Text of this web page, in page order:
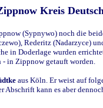
Kreis
(Sypnywo) noch die
Rederitz (Nadarzyce)
Doderlage wurden
in Zippnow getauft worden.
aus Köln. Er weist auf
kann es aber